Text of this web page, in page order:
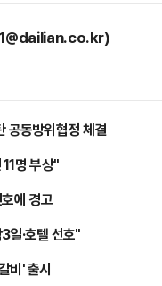
공동방위협정 체결
명 부상"
에 경고
일·호텔 선호"
비' 출시